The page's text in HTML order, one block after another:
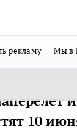
рекламу Мы в
10